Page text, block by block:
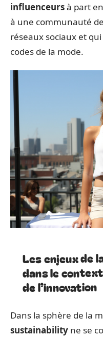
influenceursà part
à une communauté
réseaux sociaux et
codes de la mode.
Les enjeux de
dans le
de l’innovation
Dans la sphère de la
sustainability ne se